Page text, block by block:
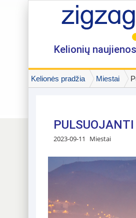
Kelionių
Kelionės pradžia Miestai
2023-09-11 Miestai